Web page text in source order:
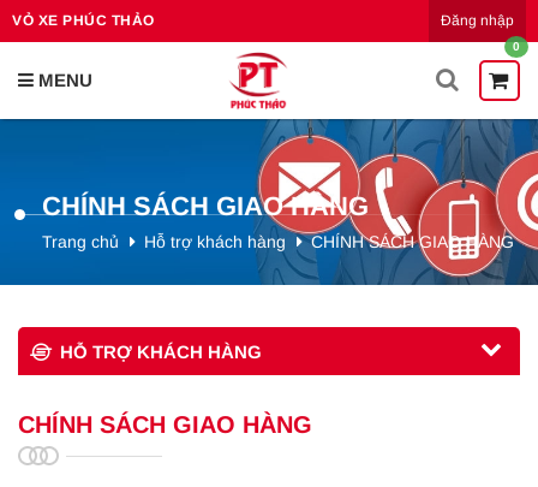
VỎ XE PHÚC THẢO Đăng nhập
0
CHÍNH SÁCH GIAO HÀNG
Trang chủ Hỗ trợ khách hàng CHÍNH SÁCH GIAO HÀNG
HỖ TRỢ KHÁCH HÀNG
CHÍNH SÁCH GIAO HÀNG